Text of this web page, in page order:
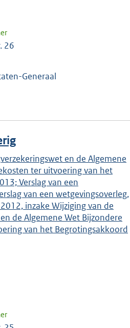
26
Generaal
en de Algemene
ter uitvoering van het
Verslag van een
van een wetgevingsoverleg,
inzake Wijziging van de
de Algemene Wet Bijzondere
van het Begrotingsakkoord